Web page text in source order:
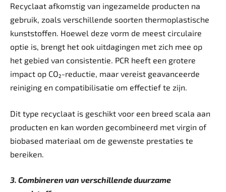
Recyclaat afkomstig van ingezamelde producten na
gebruik, zoals verschillende soorten thermoplastische
kunststoffen. Hoewel deze vorm de meest circulaire
optie is, brengt het ook uitdagingen met zich mee op
het gebied van consistentie. PCR heeft een grotere
impact op CO₂-reductie, maar vereist geavanceerde
reiniging en compatibilisatie om effectief te zijn.
Dit type recyclaat is geschikt voor een breed scala aan
producten en kan worden gecombineerd met virgin of
biobased materiaal om de gewenste prestaties te
bereiken.
3. Combineren van verschillende duurzame